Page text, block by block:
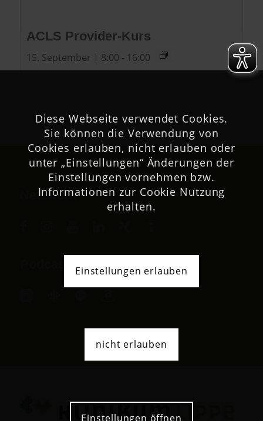
ACLS Provider-Kurs
15. September | 8:00 - 16:00
Netzwerk
Diese Webseite verwendet Cookies.
Sie können die Verwendung von
Cookies erlauben, nicht erlauben oder
unter „Einstellungen“ Änderungen der
Einstellungen vornehmen bzw.
Informationen zur Cookie Nutzung
erhalten.
Einstellungen erlauben
nicht erlauben
Einstellungen öffnen